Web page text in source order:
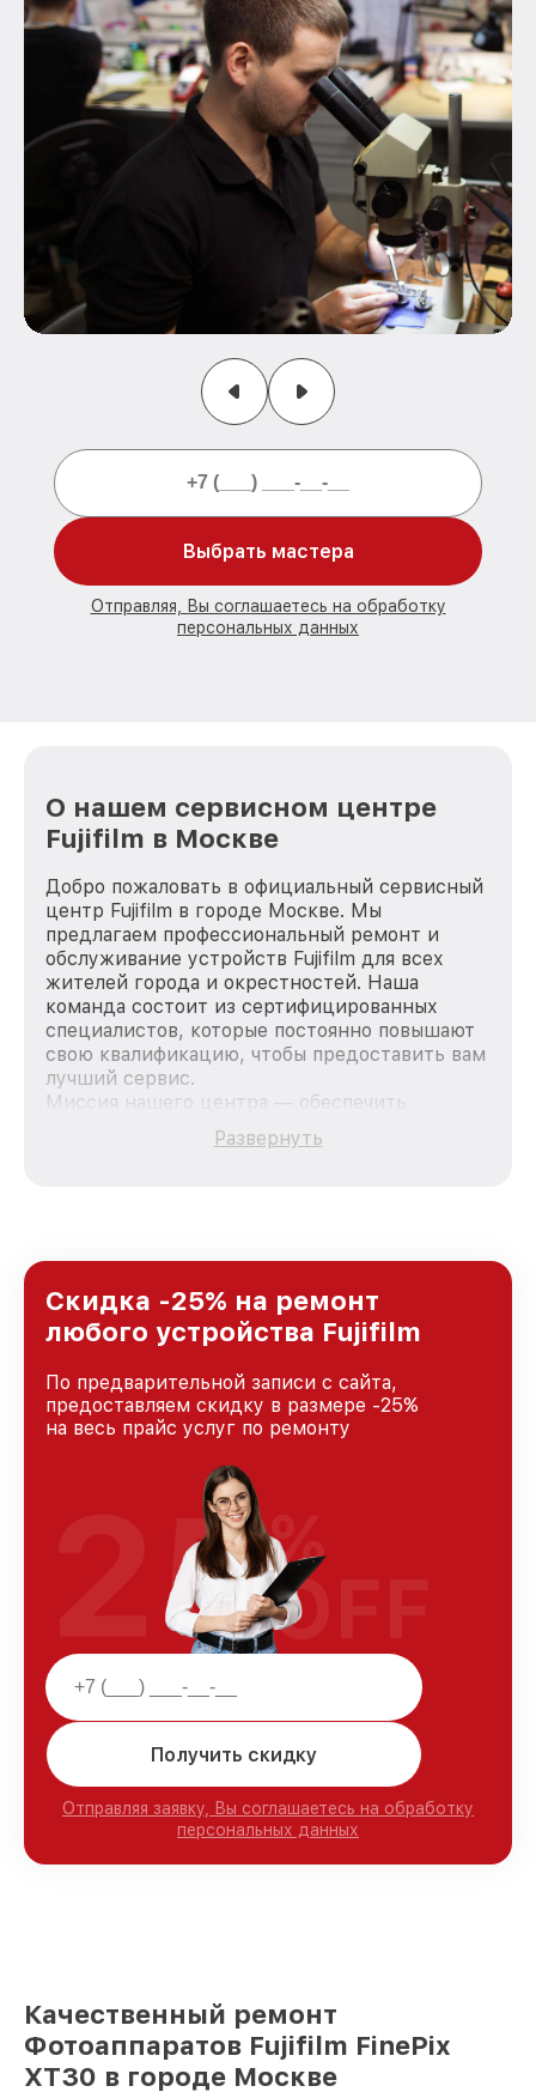
Выбрать мастера
Отправляя, Вы соглашаетесь на обработку
персональных данных
О нашем сервисном центре
Fujifilm в Москве
Добро пожаловать в официальный сервисный
центр Fujifilm в городе Москве. Мы
предлагаем профессиональный ремонт и
обслуживание устройств Fujifilm для всех
жителей города и окрестностей. Наша
команда состоит из сертифицированных
специалистов, которые постоянно повышают
свою квалификацию, чтобы предоставить вам
лучший сервис.
Миссия нашего центра — обеспечить
качественный и доступный ремонт для
каждого пользователя продукции Fujifilm, вне
Москве, постоянно повышая уровень доверия
и лояльности наших клиентов.
Развернуть
Скидка -25% на ремонт
любого устройства Fujifilm
По предварительной записи с сайта,
предоставляем скидку в размере -25%
на весь прайс услуг по ремонту
Получить скидку
Отправляя заявку, Вы соглашаетесь на обработку
персональных данных
25%
OFF
Качественный ремонт
Фотоаппаратов Fujifilm FinePix
XT30 в городе Москве